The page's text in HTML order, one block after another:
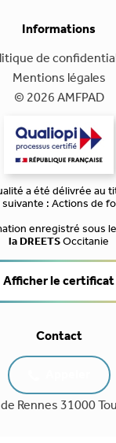
Informations
de
Mentions légales
© 2026 AMFPAD
a été délivrée au
: Actions de
enregistré sous le
la DREETSOccitanie
Afficher le certificat
Contact
Rennes 31000